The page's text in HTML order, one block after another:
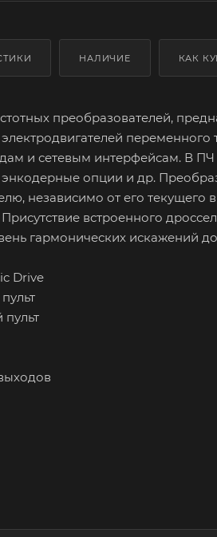
НАЛИЧИЕ КАК
преобразователей,
переменного
и сетевым интерфейсам. В ПЧ
опции и др.
независимо от его текущего
встроенного
гармонических искажений
Drive